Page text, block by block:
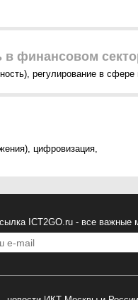
финансовом
, регулирование в сфере
, цифровизация,
ICT2GO.ru - все важные